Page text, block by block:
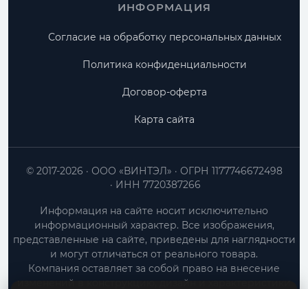
ИНФОРМАЦИЯ
Согласие на обработку персональных данных
Политика конфиденциальности
Договор-оферта
Карта сайта
ООО «ВИНТЭЛ»
ОГРН 1177746672498
ИНН 7720387266
© 2017-2026
Информация на сайте носит исключительно
информационный характер. Все изображения,
представленные на сайте, приведены для наглядности
и могут отличаться от реального товара.
Компания оставляет за собой право на внесение
изменений в конструкцию, дизайн и характеристики